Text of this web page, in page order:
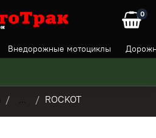
0
Внедорожные мотоциклы
ROCKOT